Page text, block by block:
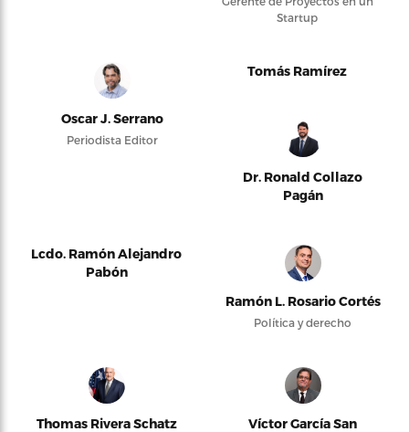
Startup
Oscar J. Serrano
Periodista Editor
Tomás Ramírez
Dr. Ronald Collazo
Pagán
Lcdo. Ramón Alejandro
Pabón
Ramón L. Rosario Cortés
Política y derecho
Thomas Rivera Schatz
Víctor García San